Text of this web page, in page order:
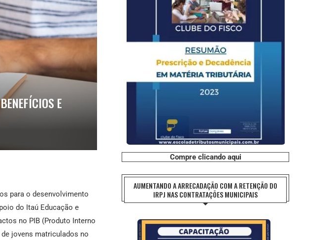
E
para o desenvolvimento
do Itaú Educação e
no PIB (Produto Interno
jovens matriculados no
Compre clicando aqui
AUMENTANDO A ARRECADAÇÃO COM A RETENÇÃO DO
IRPJ NAS CONTRATAÇÕES MUNICIPAIS